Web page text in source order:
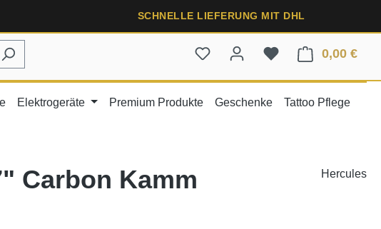
SCHNELLE LIEFERUNG MIT DHL
0,00 €
Elektrogeräte Premium Produkte Geschenke Tattoo Pflege
Carbon Kamm Hercules